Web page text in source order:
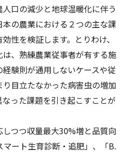
口の減少と地球温暖化に伴う
の農業における２つの主な課
性を検証します。とりわけ、
、熟練農業従事者が有する施
験則が通用しないケースや従
目立たなかった病害虫の増加
った課題を引き起こすことが
しつつ収量最大30%増と品質向
マート生育診断・追肥」、「B.